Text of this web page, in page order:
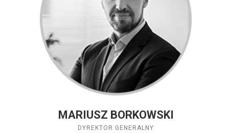
MARIUSZ BORKOWSKI
DYREKTOR GENERALNY